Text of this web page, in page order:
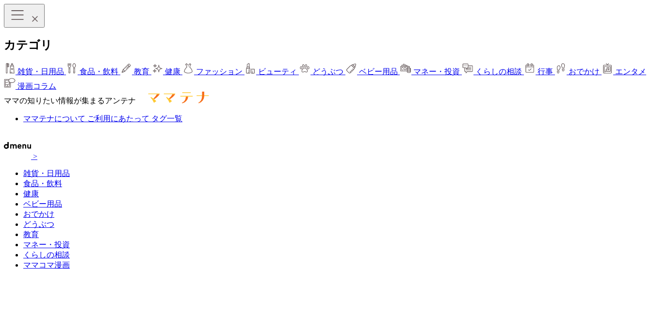
カテゴリ
雑貨・日用品 食品・飲料 教育 健康 ファッション ビューティ どうぶつ ベビー用品 マネー・投資 くらしの相談 行事 おでかけ
エンタメ
漫画コラム
ママの知りたい情報が集まるアンテナ
ママテナについて ご利用にあたって タグ一覧
>
雑貨・日用品
食品・飲料
健康
ベビー用品
おでかけ
どうぶつ
教育
マネー・投資
くらしの相談
ママコマ漫画